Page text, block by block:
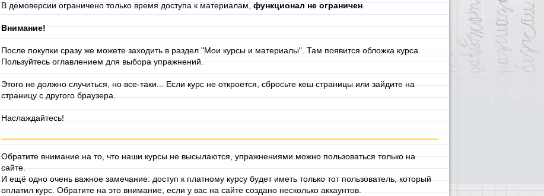
В демоверсии ограничено только время доступа к материалам,функционал не ограничен.
Внимание!
После покупки сразу же можете заходить в раздел "Мои курсы и материалы". Там появится обложка курса.
Пользуйтесь оглавлением для выбора упражнений.
Этого не должно случиться, но все-таки... Если курс не откроется, сбросьте кеш страницы или зайдите на
страницу с другого браузера.
Наслаждайтесь!
Обратите внимание на то, что наши курсы не высылаются, упражнениями можно пользоваться только на
сайте.
И ещё одно очень важное замечание: доступ к платному курсу будет иметь только тот пользователь, который
оплатил курс. Обратите на это внимание, если у вас на сайте создано несколько аккаунтов.